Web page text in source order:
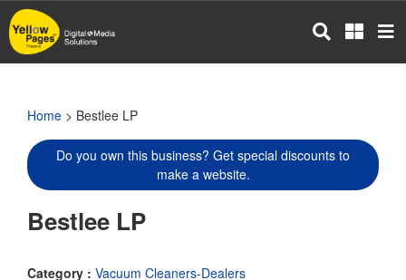
Skip
to
main
Home > Bestlee LP
Do you own this business? Get special discounts to
make a website.
Bestlee LP
Category : Vacuum Cleaners-Dealers